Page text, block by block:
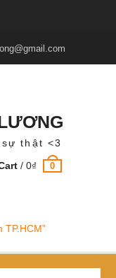
thật <3
/0₫ 0